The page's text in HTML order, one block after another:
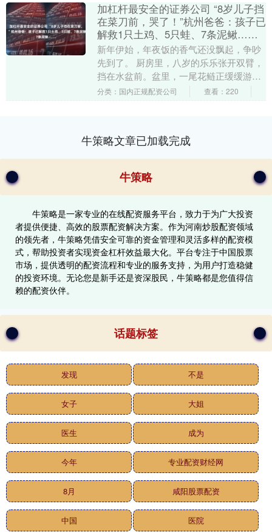
加杠杆最安全的证券公司 “8岁儿子挡
在菜刀前，哭了！”杭州爸爸：孩子已
解救1只土鸡、5只蛙、7条泥鳅……
新年伊始，年夜饭的香气还没飘起，争吵
先到了。 厨房里，八岁的乐乐张开双臂，
挡在水盆前。盆里，一尾花鲢正缓缓游
动。“它是我的朋友！”乐乐脸颊涨红，眼
分类：国内正规配资公司 查看：220
牛策略文章已加载完成
牛策略
牛策略是一家专业的在线配资服务平台，致力于为广大投资
者提供便捷、高效的股票配资解决方案。作为河南炒股配资领域
的领先者，牛策略凭借安全可靠的资金管理和灵活多样的配资模
式，帮助投资者实现资金杠杆效益最大化。平台专注于中国股票
市场，提供透明的配资流程和专业的服务支持，为用户打造稳健
的投资环境。无论您是新手还是资深股民，牛策略都是您值得信
赖的配资伙伴。
话题标签
发现 不是
女子 大姐
医生 成为
今年 专业配资财经网
8月 咸阳股票配资
中国 医院